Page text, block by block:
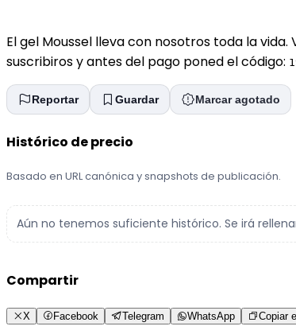
El gel Moussel lleva con nosotros toda la
suscribiros y antes del pago poned el código:
Reportar Guardar Marcar agotado
Histórico de precio
Basado en URL canónica y snapshots de publicación.
Aún no tenemos suficiente histórico. Se irá
Compartir
X Facebook Telegram WhatsApp Copiar